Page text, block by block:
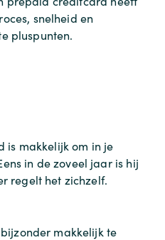
snelheid en
pluspunten.
is makkelijk om in je
in de zoveel jaar is hij
regelt het zichzelf.
makkelijk te